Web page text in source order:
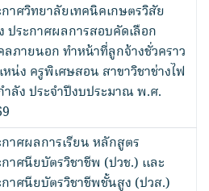
าศวิทยาลัยเทคนิคเกษตรวิสัย
ประกาศผลการสอบคัดเลือก
ภายนอก ทำหน้าที่ลูกจ้างชั่วคราว
น่ง ครูพิเศษสอน สาขาวิชาช่างไฟ
ลัง ประจำปีงบประมาณ พ.ศ.
าศผลการเรียน หลักสูตร
าศนียบัตรวิชาชีพ (ปวช.) และ
าศนียบัตรวิชาชีพชั้นสูง (ปวส.)